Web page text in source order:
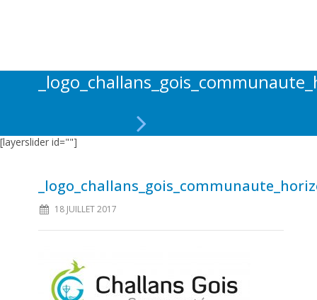
[layerslider id=""]
18 JUILLET 2017